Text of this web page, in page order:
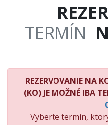
TERMÍN
REZERVOVANIE NA
(KO) JE MOŽNÉ IBA
Vyberte termín,
KONTROLA
RECENZIE